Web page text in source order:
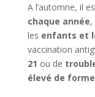
A l’automne, il
chaque année,
les enfants et
vaccination
21 ou de
élevé de